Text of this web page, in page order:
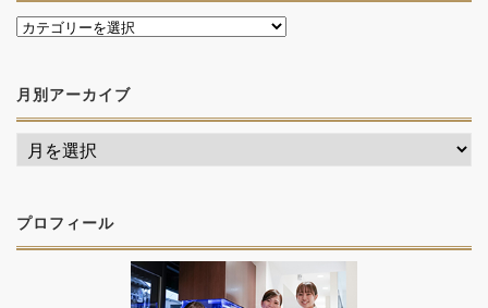
月別アーカイブ
プロフィール